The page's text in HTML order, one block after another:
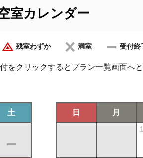
室カレンダー
残室わずか 満室 受付終
をクリックするとプラン一覧画面へと
土 日 月
1